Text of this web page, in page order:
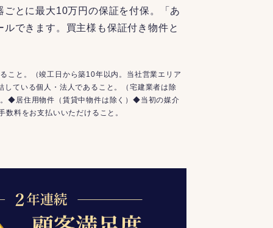
とに最大10万円の保証を付保。「あ
できます。買主様も保証付き物件と
こと。（竣工日から築10年以内。当社営業エリア
ている個人・法人であること。（宅建業者は除
◆居住用物件（賃貸中物件は除く）◆当初の媒介
料をお支払いいただけること。